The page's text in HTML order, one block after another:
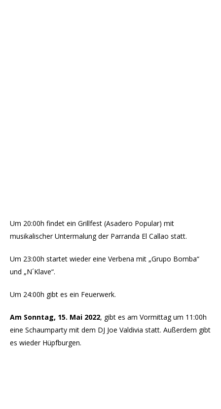
Um 20:00h findet ein Grillfest (Asadero Popular) mit
musikalischer Untermalung der Parranda El Callao statt.
Um 23:00h startet wieder eine Verbena mit „Grupo Bomba“
und „N´Klave“.
Um 24:00h gibt es ein Feuerwerk.
Am Sonntag, 15. Mai 2022, gibt es am Vormittag um 11:00h
eine Schaumparty mit dem DJ Joe Valdivia statt. Außerdem gibt
es wieder Hüpfburgen.